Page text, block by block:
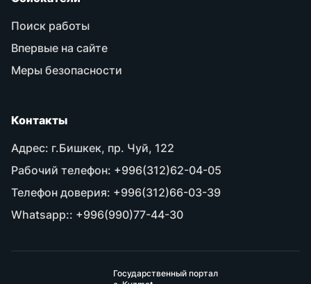
Поиск работы
Впервые на сайте
Меры безопасности
Контакты
Адрес: г.Бишкек, пр. Чуй, 122
Рабочий телефон: +996(312)62-04-05
Телефон доверия: +996(312)66-03-39
Whatsapp:: +996(990)77-44-30
Государственный портал